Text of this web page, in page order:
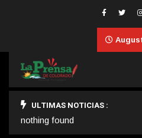
August
ULTIMAS NOTICIAS :
nothing found